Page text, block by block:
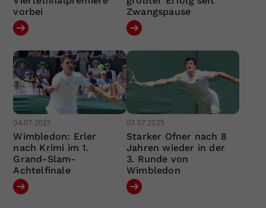
vorbei
Zwangspause
04.07.2025
Wimbledon: Erler
nach Krimi im 1.
Grand-Slam-
Achtelfinale
03.07.2025
Starker Ofner nach 8
Jahren wieder in der
3. Runde von
Wimbledon